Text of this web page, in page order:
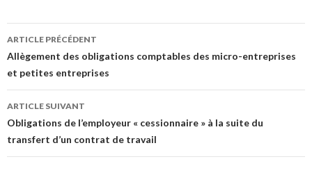
Navigation
des
articles
ARTICLE PRÉCÉDENT
Allègement des obligations comptables des micro-entreprises
et petites entreprises
ARTICLE SUIVANT
Obligations de l’employeur « cessionnaire » à la suite du
transfert d’un contrat de travail